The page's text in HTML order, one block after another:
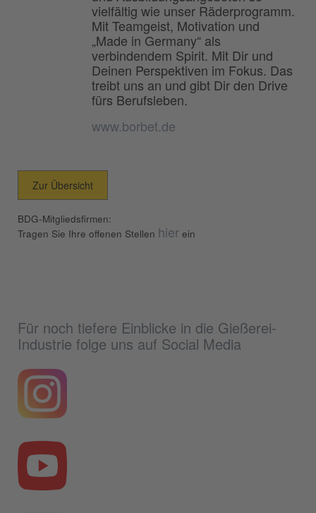
vielfältig wie unser Räderprogramm.
Mit Teamgeist, Motivation und
„Made in Germany“ als
verbindendem Spirit. Mit Dir und
Deinen Perspektiven im Fokus. Das
treibt uns an und gibt Dir den Drive
fürs Berufsleben.
www.borbet.de
Zur Übersicht
BDG-Mitgliedsfirmen:
Tragen Sie Ihre offenen Stellen hier ein
Für noch tiefere Einblicke in die Gießerei-
Industrie folge uns auf Social Media